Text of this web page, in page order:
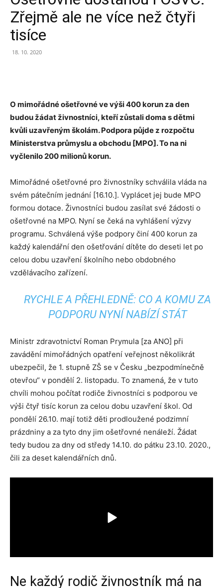
Zřejmě ale ne více než čtyři
tisíce
18. 10. 2020
O mimořádné ošetřovné ve výši 400 korun za den
budou žádat živnostníci, kteří zůstali doma s dětmi
kvůli uzavřeným školám. Podpora půjde z rozpočtu
Ministerstva průmyslu a obchodu [MPO]. To na ni
vyčlenilo 200 milionů korun.
Mimořádné ošetřovné pro živnostníky schválila vláda na
svém pátečním jednání [16.10.]. Vyplácet jej bude MPO
formou dotace. Živnostníci budou zasílat své žádosti o
ošetřovné na MPO. Nyní se čeká na vyhlášení výzvy
programu. Schválená výše podpory činí 400 korun za
každý kalendářní den ošetřování dítěte do deseti let po
celou dobu uzavření školního nebo obdobného
vzdělávacího zařízení.
RYCHLE A PŘEHLEDNĚ: CO A KOMU ZA
PODPORU NYNÍ NABÍZÍ STÁT
Ministr zdravotnictví Roman Prymula [za ANO] při
zavádění mimořádných opatření veřejnost několikrát
ubezpečil, že 1. stupně ZŠ se v Česku „bezpodmínečně
otevřou“ v pondělí 2. listopadu. To znamená, že v tuto
chvíli mohou počítat rodiče živnostníci s podporou ve
výši čtyř tisíc korun za celou dobu uzavření škol. Od
pondělí 26.10. mají totiž děti prodloužené podzimní
prázdniny a za tyto dny jim ošetřovné nenáleží. Žádat
tedy budou za dny od středy 14.10. do pátku 23.10. 2020.,
čili za deset kalendářních dnů.
Ne každý rodič živnostník má na